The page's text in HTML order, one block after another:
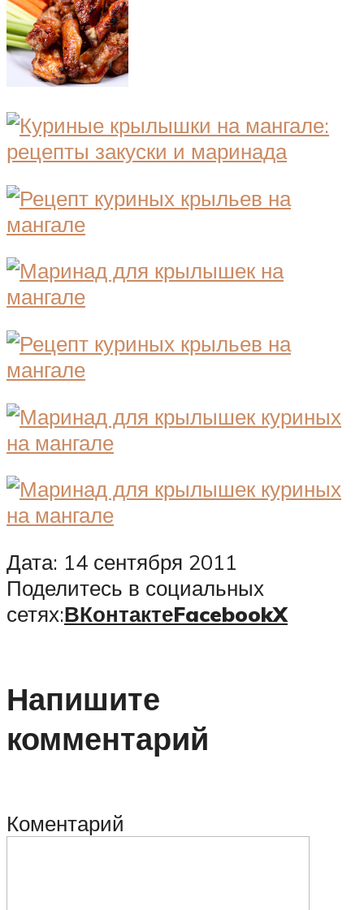
Дата: 14 сентября 2011
Поделитесь в социальных
сетях:ВКонтактеFacebookX
Напишите
комментарий
Коментарий